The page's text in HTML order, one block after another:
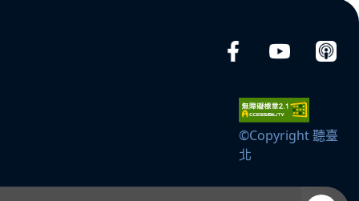
©Copyright 聽臺
北